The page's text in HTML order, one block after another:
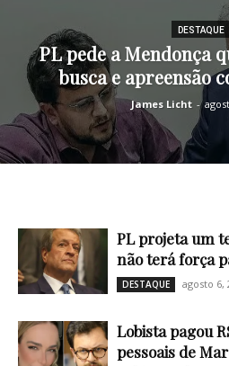
DESTAQUE
PL pede a Mendonça
busca e apreensão
James Licht -
PL projeta um
não terá força
DESTAQUE agosto 6,
Lobista pagou
pessoais de